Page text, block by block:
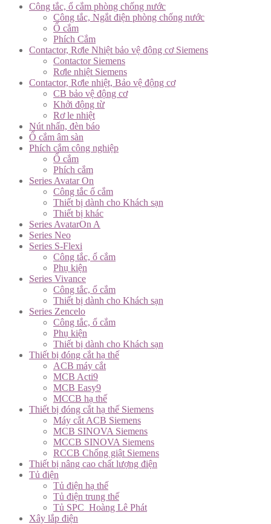
Công tắc, ổ cắm phòng chống nước
Công tắc, Ngắt điện phòng chống nước
Ổ cắm
Phích Cắm
Contactor, Rơle Nhiệt bảo vệ động cơ Siemens
Contactor Siemens
Rơle nhiệt Siemens
Contactor, Rơle nhiệt, Bảo vệ động cơ
CB bảo vệ động cơ
Khởi động từ
Rơ le nhiệt
Nút nhấn, đèn báo
Ổ cắm âm sàn
Phích cắm công nghiệp
Ổ cắm
Phích cắm
Series Avatar On
Công tắc ổ cắm
Thiết bị dành cho Khách sạn
Thiết bị khác
Series AvatarOn A
Series Neo
Series S-Flexi
Công tắc, ổ cắm
Phụ kiện
Series Vivance
Công tắc, ổ cắm
Thiết bị dành cho Khách sạn
Series Zencelo
Công tắc, ổ cắm
Phụ kiện
Thiết bị dành cho Khách sạn
Thiết bị đóng cắt hạ thế
ACB máy cắt
MCB Acti9
MCB Easy9
MCCB hạ thế
Thiết bị đóng cắt hạ thế Siemens
Máy cắt ACB Siemens
MCB SINOVA Siemens
MCCB SINOVA Siemens
RCCB Chống giật Siemens
Thiết bị nâng cao chất lượng điện
Tủ điện
Tủ điện hạ thế
Tủ điện trung thế
Tủ SPC_Hoàng Lê Phát
Xây lắp điện